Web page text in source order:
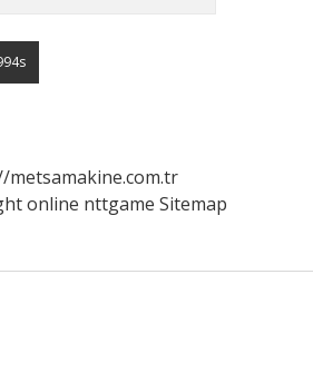
metsamakine.com.tr
online nttgame Sitemap